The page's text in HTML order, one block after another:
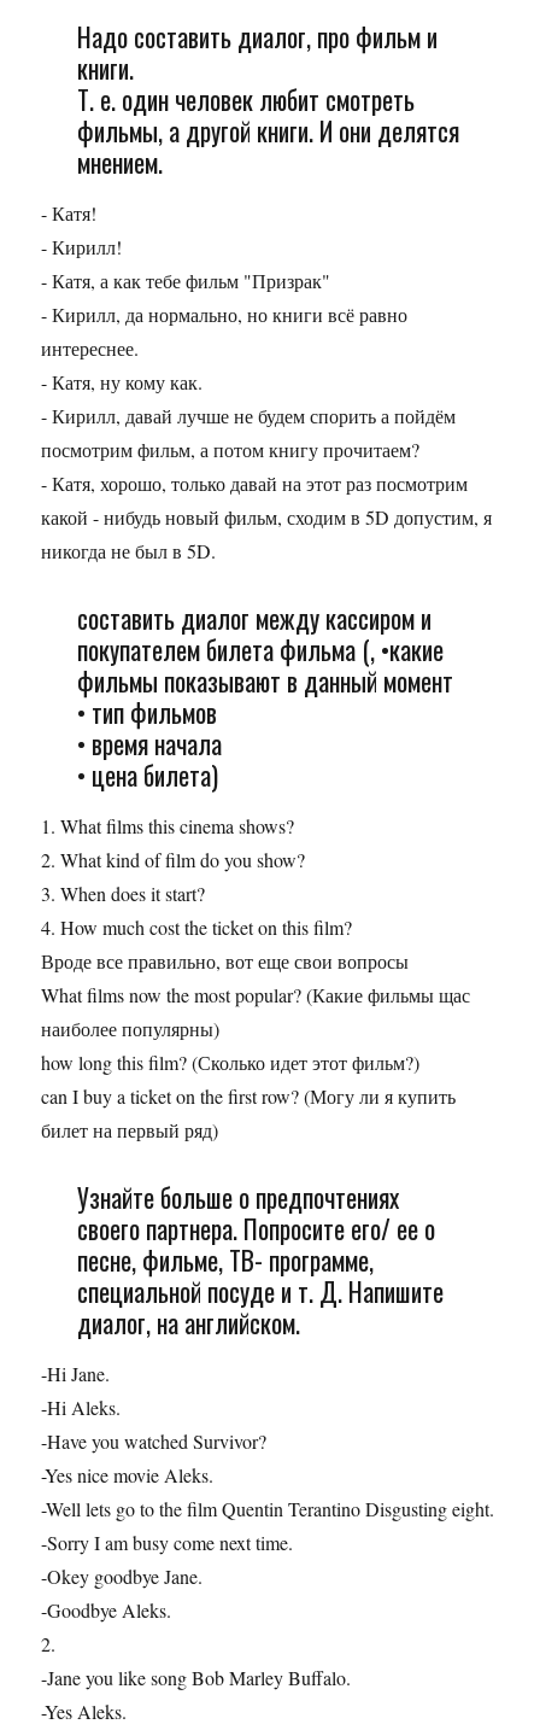
Надо составить диалог, про фильм и
книги.
Т. е. один человек любит смотреть
фильмы, а другой книги. И они делятся
мнением.
- Катя!
- Кирилл!
- Катя, а как тебе фильм "Призрак"
- Кирилл, да нормально, но книги всё равно
интереснее.
- Катя, ну кому как.
- Кирилл, давай лучше не будем спорить а пойдём
посмотрим фильм, а потом книгу прочитаем?
- Катя, хорошо, только давай на этот раз посмотрим
какой - нибудь новый фильм, сходим в 5D допустим, я
никогда не был в 5D.
составить диалог между кассиром и
покупателем билета фильма (, •какие
фильмы показывают в данный момент
• тип фильмов
• время начала
• цена билета)
1. What films this cinema shows?
2. What kind of film do you show?
3. When does it start?
4. How much cost the ticket on this film?
Вроде все правильно, вот еще свои вопросы
What films now the most popular? (Какие фильмы щас
наиболее популярны)
how long this film? (Сколько идет этот фильм?)
can I buy a ticket on the first row? (Могу ли я купить
билет на первый ряд)
Узнайте больше о предпочтениях
своего партнера. Попросите его/ ее о
песне, фильме, ТВ- программе,
специальной посуде и т. Д. Напишите
диалог, на английском.
-Hi Jane.
-Hi Aleks.
-Have you watched Survivor?
-Yes nice movie Aleks.
-Well lets go to the film Quentin Terantino Disgusting eight.
-Sorry I am busy come next time.
-Okey goodbye Jane.
-Goodbye Aleks.
2.
-Jane you like song Bob Marley Buffalo.
-Yes Aleks.